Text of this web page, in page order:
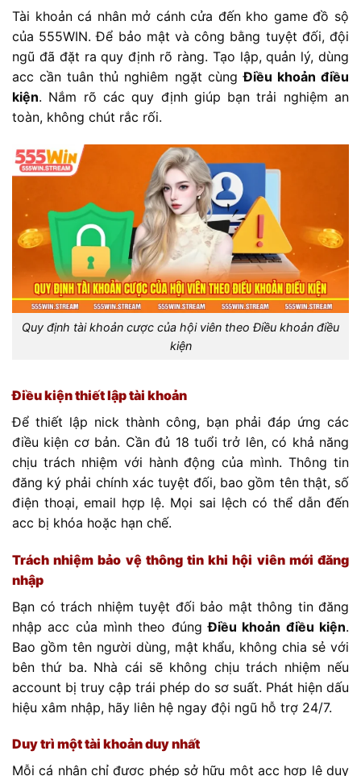
Tài khoản cá nhân mở cánh cửa đến kho game đồ sộ
của 555WIN. Để bảo mật và công bằng tuyệt đối, đội
ngũ đã đặt ra quy định rõ ràng. Tạo lập, quản lý, dùng
acc cần tuân thủ nghiêm ngặt cùngĐiều khoản điều
kiện. Nắm rõ các quy định giúp bạn trải nghiệm an
toàn, không chút rắc rối.
Quy định tài khoản cược của hội viên theo Điều khoản điều
kiện
Điều kiện thiết lập tài khoản
Để thiết lập nick thành công, bạn phải đáp ứng các
điều kiện cơ bản. Cần đủ 18 tuổi trở lên, có khả năng
chịu trách nhiệm với hành động của mình. Thông tin
đăng ký phải chính xác tuyệt đối, bao gồm tên thật, số
điện thoại, email hợp lệ. Mọi sai lệch có thể dẫn đến
acc bị khóa hoặc hạn chế.
Trách nhiệm bảo vệ thông tin khi hội viên mới đăng
nhập
Bạn có trách nhiệm tuyệt đối bảo mật thông tin đăng
nhập acc của mình theo đúngĐiều khoản điều kiện.
Bao gồm tên người dùng, mật khẩu, không chia sẻ với
bên thứ ba. Nhà cái sẽ không chịu trách nhiệm nếu
account bị truy cập trái phép do sơ suất. Phát hiện dấu
hiệu xâm nhập, hãy liên hệ ngay đội ngũ hỗ trợ 24/7.
Duy trì một tài khoản duy nhất
Mỗi cá nhân chỉ được phép sở hữu một acc hợp lệ duy